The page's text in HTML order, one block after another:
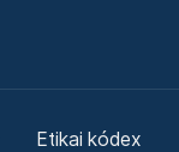
Etikai kódex